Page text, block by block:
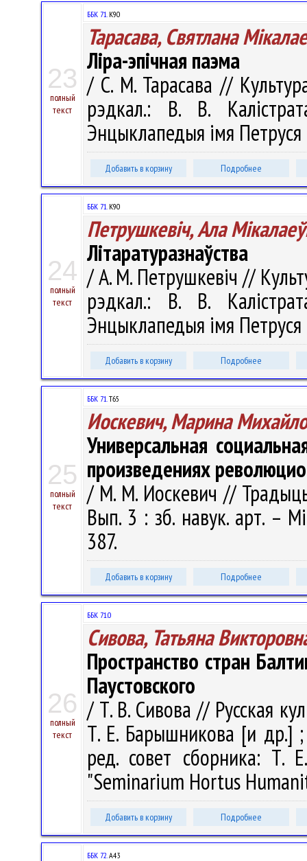
23
полный
текст
ББК 71.К90
Тарасава, Святлана
Ліра-эпічная паэма
/ С. М. Тарасава //
рэдкал.: В. В.
Энцыклапедыя імя Петруся
Добавить в корзину Подробнее
24
полный
текст
ББК 71.К90
Петрушкевіч, Ала
Літаратуразнаўства
/ А. М. Петрушкевіч //
рэдкал.: В. В.
Энцыклапедыя імя
Добавить в корзину Подробнее
25
полный
текст
ББК 71.Т65
Иоскевич, Марина
Универсальная
произведениях
/ М. М. Иоскевич //
Вып. 3 : зб. навук. арт. –
387.
Добавить в корзину Подробнее
26
полный
текст
ББК 71.0
Сивова, Татьяна
Пространство стран
Паустовского
/ Т. В. Сивова // Русская
Т. Е. Барышникова [и др.]
ред. совет сборника:
"Seminarium Hortus
Добавить в корзину Подробнее
ББК 72.А43